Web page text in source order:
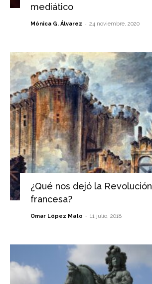
mediático
Mónica G. Álvarez - 24 noviembre, 2020
¿Qué nos dejó la Revolución
francesa?
Omar López Mato - 11 julio, 2018